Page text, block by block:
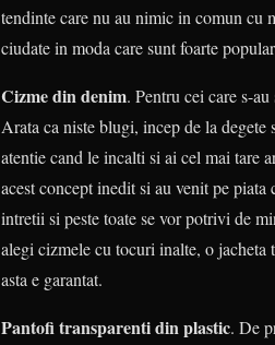
tendinte care nu au nimic in comun cu
ciudate in moda care sunt foarte
Cizme din denim. Pentru cei care s-
Arata ca niste blugi, incep de la
atentie cand le incalti si ai cel mai tare
acest concept inedit si au venit pe
intretii si peste toate se vor potrivi de
alegi cizmele cu tocuri inalte, o jacheta
asta e garantat.
Pantofi transparenti din plastic. De